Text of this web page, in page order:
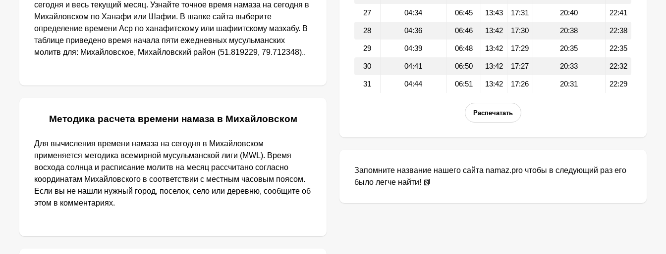
сегодня и весь текущий месяц. Узнайте точное время намаза на сегодня в
Михайловском по Ханафи или Шафии. В шапке сайта выберите
определение времени Аср по ханафитскому или шафиитскому мазхабу. В
таблице приведено время начала пяти ежедневных мусульманских
молитв для: Михайловское, Михайловский район (51.819229, 79.712348)..
Методика расчета времени намаза в Михайловском
Для вычисления времени намаза на сегодня в Михайловском
применяется методика всемирной мусульманской лиги (MWL). Время
восхода солнца и расписание молитв на месяц рассчитано согласно
координатам Михайловского в соответствии с местным часовым поясом.
Если вы не нашли нужный город, поселок, село или деревню, сообщите об
этом в комментариях.
27 04:34 06:45 13:43 17:31 20:40 22:41
28 04:36 06:46 13:42 17:30 20:38 22:38
29 04:39 06:48 13:42 17:29 20:35 22:35
30 04:41 06:50 13:42 17:27 20:33 22:32
31 04:44 06:51 13:42 17:26 20:31 22:29
Распечатать
Запомните название нашего сайта namaz.pro чтобы в следующий раз его
было легче найти! 📗